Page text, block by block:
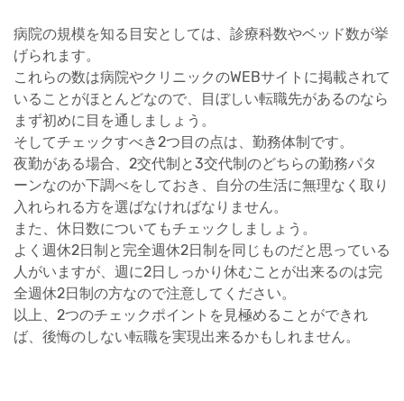
病院の規模を知る目安としては、診療科数やベッド数が挙
げられます。
これらの数は病院やクリニックのWEBサイトに掲載されて
いることがほとんどなので、目ぼしい転職先があるのなら
まず初めに目を通しましょう。
そしてチェックすべき2つ目の点は、勤務体制です。
夜勤がある場合、2交代制と3交代制のどちらの勤務パタ
ーンなのか下調べをしておき、自分の生活に無理なく取り
入れられる方を選ばなければなりません。
また、休日数についてもチェックしましょう。
よく週休2日制と完全週休2日制を同じものだと思っている
人がいますが、週に2日しっかり休むことが出来るのは完
全週休2日制の方なので注意してください。
以上、2つのチェックポイントを見極めることができれ
ば、後悔のしない転職を実現出来るかもしれません。